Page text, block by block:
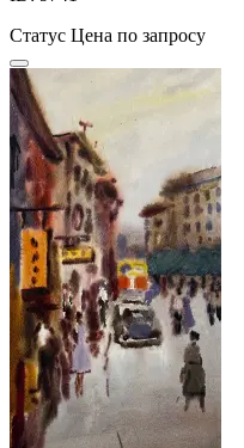
Статус Цена по запросу